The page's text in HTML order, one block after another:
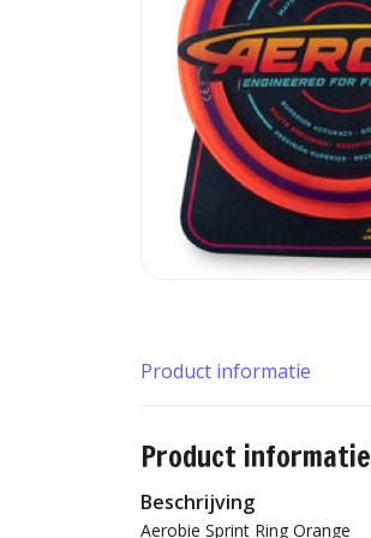
Product informatie
Product informatie
Beschrijving
Aerobie Sprint Ring Orange